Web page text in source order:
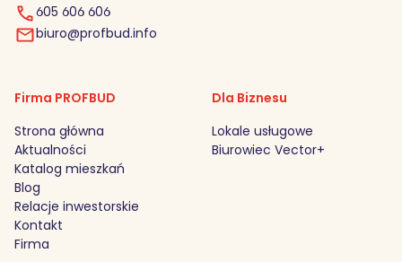
605 606 606
biuro@profbud.info
Firma PROFBUD
Strona główna
Aktualności
Katalog mieszkań
Blog
Relacje inwestorskie
Kontakt
Firma
Dla Biznesu
Lokale usługowe
Biurowiec Vector+